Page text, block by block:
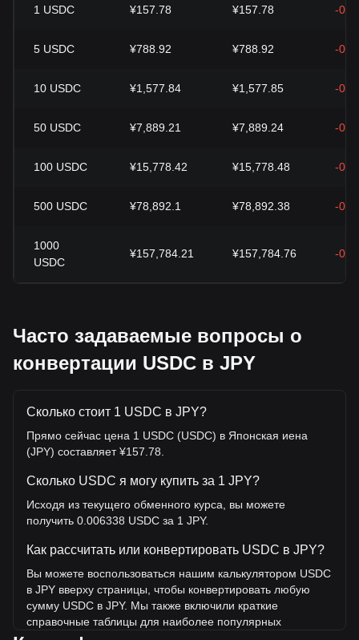
1 USDC ¥157.78 ¥157.78 -
5 USDC ¥788.92 ¥788.92 -
10 USDC ¥1,577.84 ¥1,577.85 -
50 USDC ¥7,889.21 ¥7,889.24 -
100 USDC ¥15,778.42 ¥15,778.48 -
500 USDC ¥78,892.1 ¥78,892.38 -
1000
USDC
¥157,784.21 ¥157,784.76 -
Часто задаваемые вопросы о
конвертации USDC в JPY
Сколько стоит 1 USDC в JPY?
Прямо сейчас цена 1 USDC (USDC) в Японская иена
(JPY) составляет ¥157.78.
Сколько USDC я могу купить за 1 JPY?
Исходя из текущего обменного курса, вы можете
получить 0.006338 USDC за 1 JPY.
Как рассчитать или конвертировать USDC в JPY?
Вы можете воспользоваться нашим калькулятором USDC
в JPY вверху страницы, чтобы конвертировать любую
сумму USDC в JPY. Мы также включили краткие
справочные таблицы для наиболее популярных